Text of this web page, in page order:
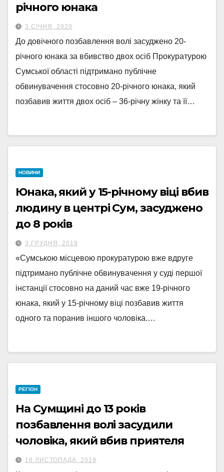
річного юнака
3 СІЧНЯ, 2020
До довічного позбавлення волі засуджено 20-
річного юнака за вбивство двох осіб Прокуратурою
Сумської області підтримано публічне
обвинувачення стосовно 20-річного юнака, який
позбавив життя двох осіб – 36-річну жінку та її…
НОВИНИ
Юнака, який у 15-річному віці вбив
людину в центрі Сум, засуджено
до 8 років
3 ГРУДНЯ, 2019
«Сумською місцевою прокуратурою вже вдруге
підтримано публічне обвинувачення у суді першої
інстанції стосовно на даний час вже 19-річного
юнака, який у 15-річному віці позбавив життя
одного та поранив іншого чоловіка.…
РЕГІОН
На Сумщині до 13 років
позбавлення волі засудили
чоловіка, який вбив приятеля
18 ЛИСТОПАДА, 2019